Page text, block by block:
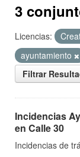
3
Licencias:
ayuntamiento
Filtrar
Incidencias
en Calle 30
Incidencias de